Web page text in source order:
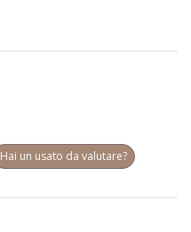
Hai un usato da valutare?